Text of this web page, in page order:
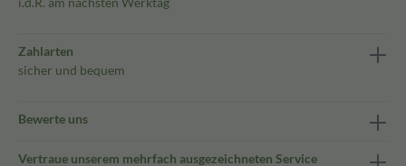
Zahlarten
sicher und bequem
Bewerte uns
Vertraue unserem mehrfach ausgezeichneten Service